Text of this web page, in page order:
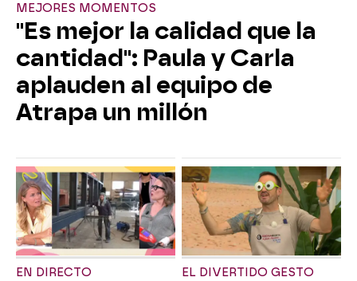
MEJORES MOMENTOS
"Es mejor la calidad que la
cantidad": Paula y Carla
aplauden al equipo de
Atrapa un millón
EN DIRECTO EL DIVERTIDO GESTO